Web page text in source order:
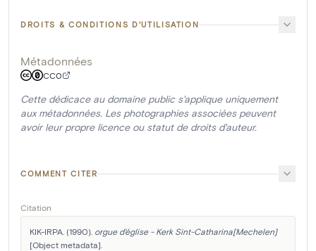
DROITS & CONDITIONS D'UTILISATION
Métadonnées
CC0
Cette dédicace au domaine public s'applique uniquement
aux métadonnées. Les photographies associées peuvent
avoir leur propre licence ou statut de droits d'auteur.
COMMENT CITER
Citation
KIK-IRPA. (1990). orgue d'église - Kerk Sint-Catharina[Mechelen]
[Object metadata].